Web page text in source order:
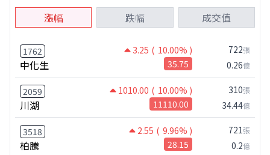
漲幅 跌幅 成交值
1762 3.25 ( 10.00% )
中化生 35.75
722張
0.26億
2059 1010.00 ( 10.00% )
川湖 11110.00
310張
34.44億
3518 2.55 ( 9.96% )
柏騰 28.15
721張
0.2億